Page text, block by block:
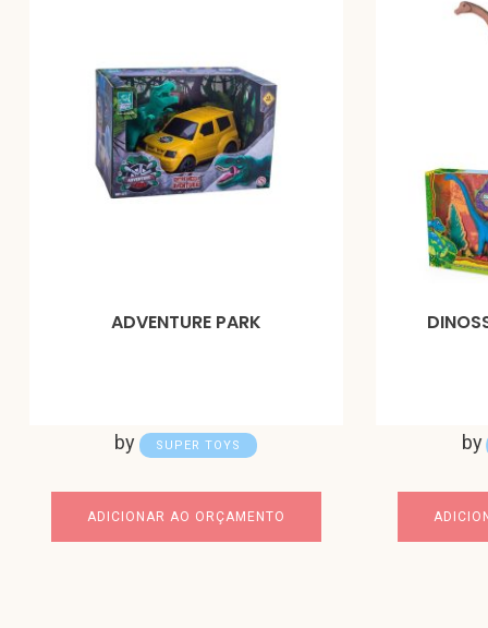
ADVENTURE PARK
by SUPER TOYS
ADICIONAR AO ORÇAMENTO
by